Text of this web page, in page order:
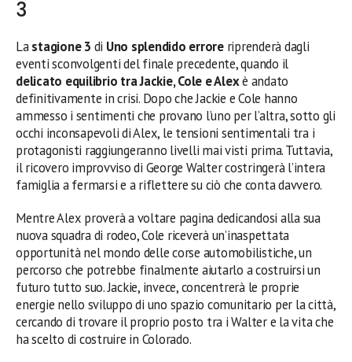
3
Lastagione 3 di Uno splendido erroreriprenderà dagli
eventi sconvolgenti del finale precedente, quando il
delicato equilibrio tra Jackie, Cole e Alexè andato
definitivamente in crisi. Dopo che Jackie e Cole hanno
ammesso i sentimenti che provano l’uno per l’altra, sotto gli
occhi inconsapevoli di Alex, le tensioni sentimentali tra i
protagonisti raggiungeranno livelli mai visti prima. Tuttavia,
il ricovero improvviso di George Walter costringerà l’intera
famiglia a fermarsi e a riflettere su ciò che conta davvero.
Mentre Alex proverà a voltare pagina dedicandosi alla sua
nuova squadra di rodeo, Cole riceverà un’inaspettata
opportunità nel mondo delle corse automobilistiche, un
percorso che potrebbe finalmente aiutarlo a costruirsi un
futuro tutto suo. Jackie, invece, concentrerà le proprie
energie nello sviluppo di uno spazio comunitario per la città,
cercando di trovare il proprio posto tra i Walter e la vita che
ha scelto di costruire in Colorado.